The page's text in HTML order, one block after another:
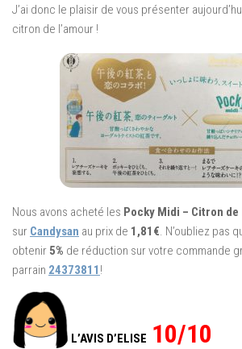
J’ai donc le plaisir de vous présenter
citron de l’amour !
Nous avons acheté les Pocky Midi – Citron de
sur Candysan au prix de 1,81€. N’oubliez pas
obtenir 5% de réduction sur votre commande
parrain 24373811 !
L’AVIS D’ELISE 10/10